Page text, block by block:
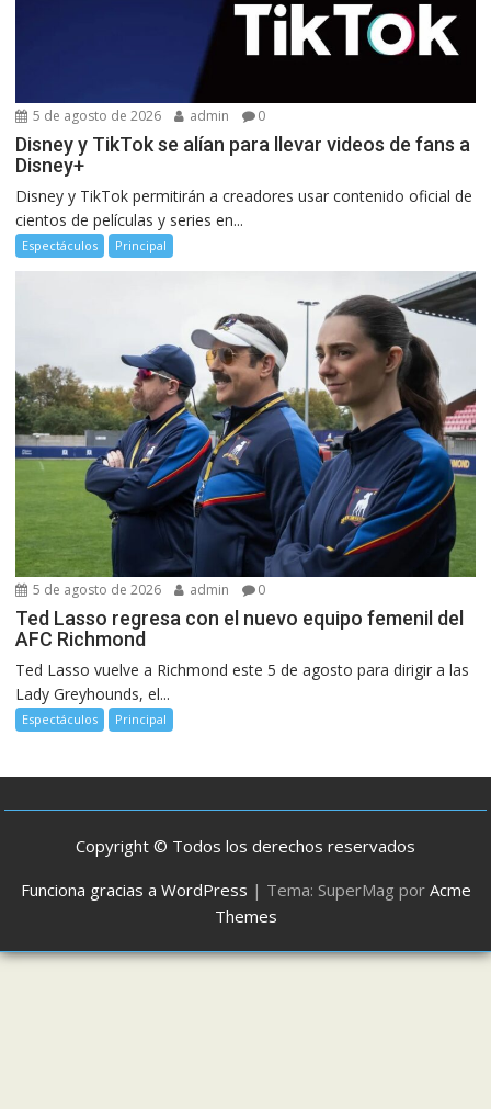
5 de agosto de 2026 admin 0
Disney y TikTok se alían para llevar videos de fans a
Disney+
Disney y TikTok permitirán a creadores usar contenido oficial de
cientos de películas y series en...
Espectáculos Principal
5 de agosto de 2026 admin 0
Ted Lasso regresa con el nuevo equipo femenil del
AFC Richmond
Ted Lasso vuelve a Richmond este 5 de agosto para dirigir a las
Lady Greyhounds, el...
Espectáculos Principal
Copyright © Todos los derechos reservados
Funciona gracias a WordPress | Tema: SuperMag por Acme
Themes